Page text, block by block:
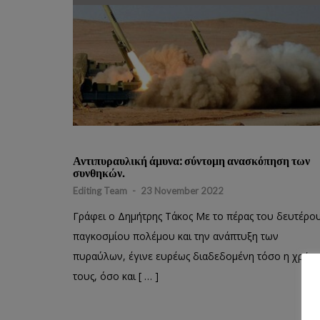
Αντιπυραυλική άμυνα: σύντομη ανασκόπηση των
συνθηκών.
Editing Team - 23 November 2022
Γράφει ο Δημήτρης Τάκος Με το πέρας του
παγκοσμίου πολέμου και την ανάπτυξη των
πυραύλων, έγινε ευρέως διαδεδομένη τόσο η
τους, όσο και [ … ]